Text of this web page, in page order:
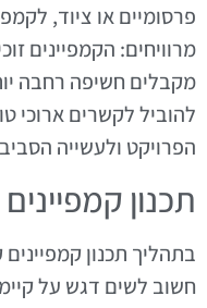
פרסומיים או ציוד,
מרוויחים: הקמפיינים
מקבלים חשיפה רחבה
להוביל לקשרים ארוכי
הפרויקט ולעשייה
תכנון
בתהליך תכנון
חשוב לשים דגש על